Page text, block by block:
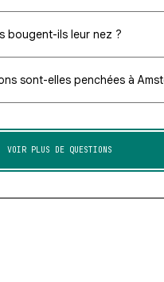
bougent-ils leur nez ?
sont-elles penchées à
VOIR PLUS DE QUESTIONS